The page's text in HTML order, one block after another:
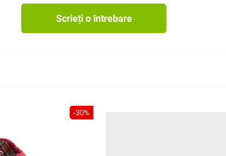
Scrieți o întrebare
-30%